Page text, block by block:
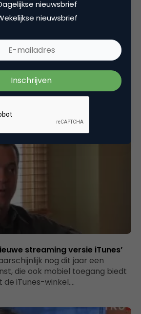
partners van Twitter was
bedrijf van de Nederlander
indexeert…
streaming versie iTunes’
nog dit jaar een
die ook mobiel toegang biedt
de iTunes-winkel.…
nieuwsbrief
nieuwsbrief